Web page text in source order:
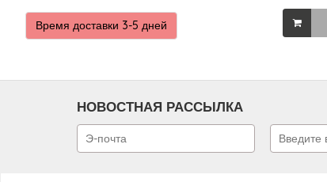
Время доставки 3-5 дней
НОВОСТНАЯ РАССЫЛКА